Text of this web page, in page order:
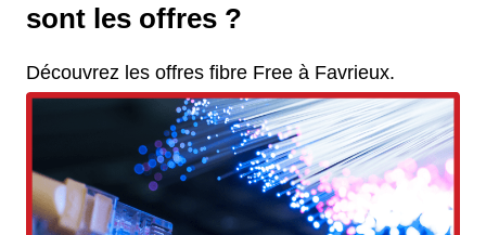
sont les offres ?
Découvrez les offres fibre Free à Favrieux.